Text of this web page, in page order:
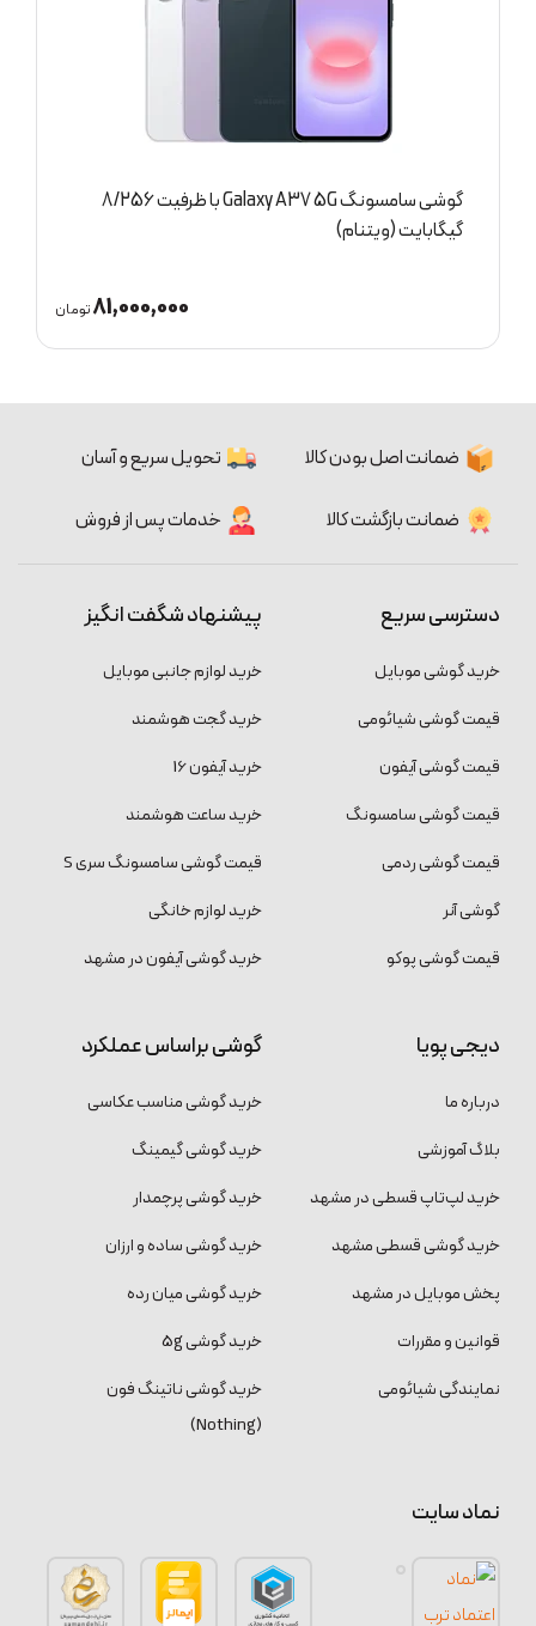
گوشی سامسونگ Galaxy A37 5G با ظرفیت 8/256
گیگابایت (ویتنام)
81,000,000تومان
ضمانت اصل بودن کالا تحویل سریع و آسان
ضمانت بازگشت کالا خدمات پس از فروش
دسترسی سریع
خرید گوشی موبایل
قیمت گوشی شیائومی
قیمت گوشی آیفون
قیمت گوشی سامسونگ
قیمت گوشی ردمی
گوشی آنر
قیمت گوشی پوکو
پیشنهاد شگفت انگیز
خرید لوازم جانبی موبایل
خرید گجت هوشمند
خرید آیفون 16
خرید ساعت هوشمند
قیمت گوشی سامسونگ سری S
خرید لوازم خانگی
خرید گوشی آیفون در مشهد
دیجی پویا
درباره ما
بلاگ آموزشی
خرید لپ‌تاپ قسطی در مشهد
خرید گوشی قسطی مشهد
پخش موبایل در مشهد
قوانین و مقررات
نمایندگی شیائومی
گوشی براساس عملکرد
خرید گوشی مناسب عکاسی
خرید گوشی گیمینگ
خرید گوشی پرچمدار
خرید گوشی ساده و ارزان
خرید گوشی میان رده
خرید گوشی 5g
خرید گوشی ناتینگ فون
(Nothing)
نماد سایت